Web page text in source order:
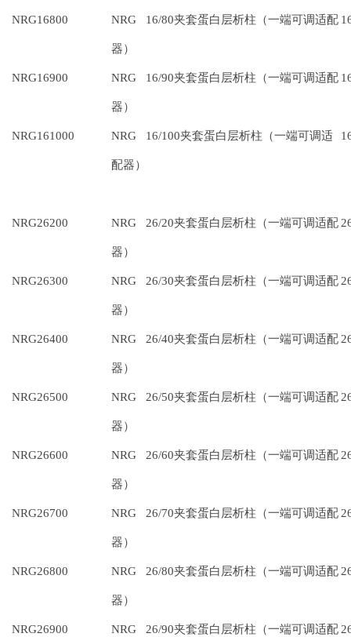
NRG16800 NRG 16/80夹套蛋白层析柱（一端可调适配
器）
NRG16900 NRG 16/90夹套蛋白层析柱（一端可调适配
器）
NRG161000 NRG 16/100夹套蛋白层析柱（一端可调适
配器）
NRG26200 NRG 26/20夹套蛋白层析柱（一端可调适配
器）
NRG26300 NRG 26/30夹套蛋白层析柱（一端可调适配
器）
NRG26400 NRG 26/40夹套蛋白层析柱（一端可调适配
器）
NRG26500 NRG 26/50夹套蛋白层析柱（一端可调适配
器）
NRG26600 NRG 26/60夹套蛋白层析柱（一端可调适配
器）
NRG26700 NRG 26/70夹套蛋白层析柱（一端可调适配
器）
NRG26800 NRG 26/80夹套蛋白层析柱（一端可调适配
器）
NRG26900 NRG 26/90夹套蛋白层析柱（一端可调适配